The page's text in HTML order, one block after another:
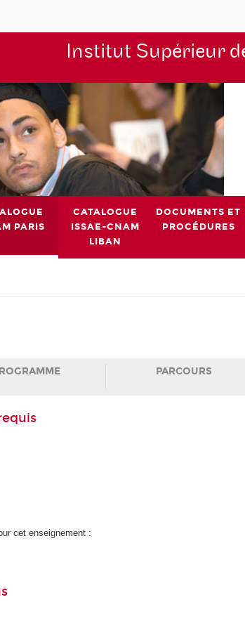
Institut Supérieur
PARIS
CATALOGUE
ISSAE-CNAM
LIBAN
DOCUMENTS ET
PROCÉDURES
PARCOURS
cet enseignement :